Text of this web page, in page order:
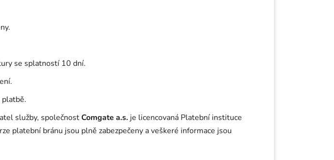
se splatností 10 dní.
platbě.
služby, společnostComgate a.s. je licencovaná Platební instituce
platební bránu jsou plně zabezpečeny a veškeré informace jsou